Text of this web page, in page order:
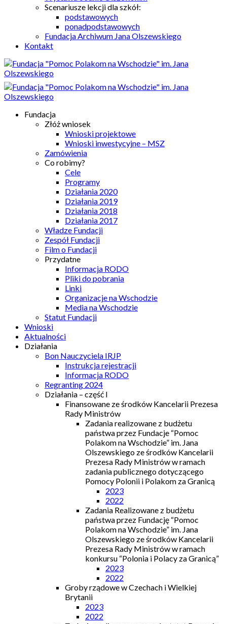
Scenariusze lekcji dla szkół:
podstawowych
ponadpodstawowych
Fundacja Archiwum Jana Olszewskiego
Kontakt
Fundacja
Złóż wniosek
Wnioski projektowe
Wnioski inwestycyjne – MSZ
Zamówienia
Co robimy?
Cele
Programy
Działania 2020
Działania 2019
Działania 2018
Działania 2017
Władze Fundacji
Zespół Fundacji
Film o Fundacji
Przydatne
Informacja RODO
Pliki do pobrania
Linki
Organizacje na Wschodzie
Media na Wschodzie
Statut Fundacji
Wnioski
Aktualności
Działania
Bon Nauczyciela IRJP
Instrukcja rejestracji
Informacja RODO
Regranting 2024
Działania – część I
Finansowane ze środków Kancelarii Prezesa
Rady Ministrów
Zadania realizowane z budżetu
państwa przez Fundacje “Pomoc
Polakom na Wschodzie” im. Jana
Olszewskiego ze środków Kancelarii
Prezesa Rady Ministrów w ramach
zadania publicznego dotyczącego
Pomocy Polonii i Polakom za Granicą
2023
2022
Zadania Realizowane z budżetu
państwa przez Fundację “Pomoc
Polakom na Wschodzie” im. Jana
Olszewskiego ze środków Kancelarii
Prezesa Rady Ministrów w ramach
konkursu “Polonia i Polacy za Granicą”
2023
2022
Groby rządowe w Czechach i Wielkiej
Brytanii
2023
2022